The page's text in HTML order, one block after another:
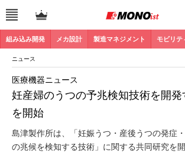
組み込み開発 メカ設計 製造マネジメント モビリテ
ニュース
妊産婦のうつの予兆検知技術を開
を開始
医療機器ニュース
島津製作所は、「妊娠うつ・産後うつの発症
の兆候を検知する技術」に関する共同研究を